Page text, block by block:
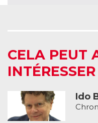
CELA PEUT
INTÉRESSER
Ido